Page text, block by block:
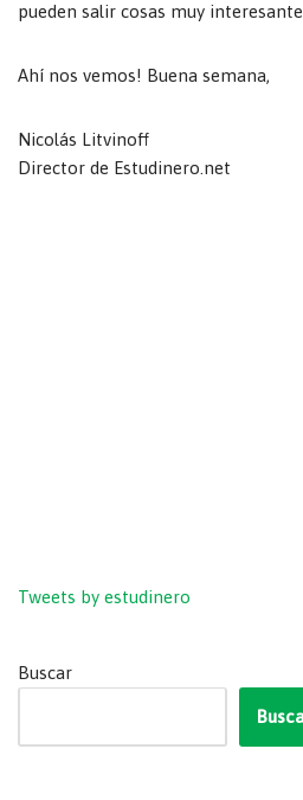
pueden salir cosas muy
Ahí nos vemos! Buena semana,
Nicolás Litvinoff
Director de Estudinero.net
Tweets by estudinero
Buscar